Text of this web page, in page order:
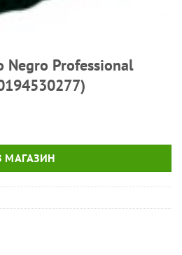
Negro Professional
МАГАЗИН